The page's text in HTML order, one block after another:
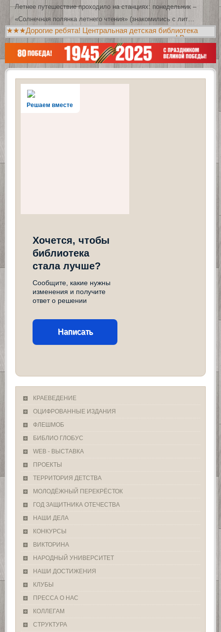
Летнее путешествие проходило на станциях: понедельник –
«Солнечная полянка летнего чтения» (знакомились с лит…
★★★Дорогие ребята! Центральная детская библиотека
приглашает вас познакомиться с новыми книгами! Всегда
рады видеть вас в библиотеках!!!★★★
Решаем вместе
Хочется, чтобы
библиотека
стала лучше?
Сообщите, какие нужны
изменения и получите
ответ о решении
Написать
КРАЕВЕДЕНИЕ
ОЦИФРОВАННЫЕ ИЗДАНИЯ
ФЛЕШМОБ
БИБЛИО ГЛОБУС
WEB - ВЫСТАВКА
ПРОЕКТЫ
ТЕРРИТОРИЯ ДЕТСТВА
МОЛОДЁЖНЫЙ ПЕРЕКРЁСТОК
ГОД ЗАЩИТНИКА ОТЕЧЕСТВА
НАШИ ДЕЛА
КОНКУРСЫ
ВИКТОРИНА
НАРОДНЫЙ УНИВЕРСИТЕТ
НАШИ ДОСТИЖЕНИЯ
КЛУБЫ
ПРЕССА О НАС
КОЛЛЕГАМ
СТРУКТУРА